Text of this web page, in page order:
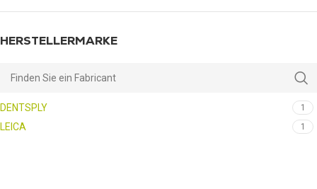
HERSTELLERMARKE
DENTSPLY 1
LEICA 1